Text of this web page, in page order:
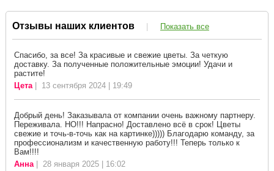
Отзывы наших клиентов | Показать все
Спасибо, за все! За красивые и свежие цветы. За четкую
доставку. За полученные положительные эмоции! Удачи и
растите!
Цета| 13 сентября 2024 | 19:49
Добрый день! Заказывала от компании очень важному партнеру.
Переживала. НО!!! Напрасно! Доставлено всё в срок! Цветы
свежие и точь-в-точь как на картинке))))) Благодарю команду, за
профессионализм и качественную работу!!! Теперь только к
Вам!!!!
Анна| 28 января 2025 | 16:02